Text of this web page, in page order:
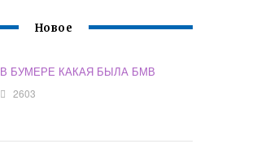
Новое
В БУМЕРЕ КАКАЯ БЫЛА БМВ
2603